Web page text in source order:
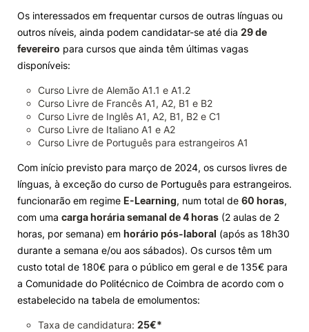
Os interessados em frequentar cursos de outras línguas ou
outros níveis, ainda podem candidatar-se até dia 29 de
fevereiro para cursos que ainda têm últimas vagas
disponíveis:
Curso Livre de Alemão A1.1 e A1.2
Curso Livre de Francês A1, A2, B1 e B2
Curso Livre de Inglês A1, A2, B1, B2 e C1
Curso Livre de Italiano A1 e A2
Curso Livre de Português para estrangeiros A1
Com início previsto para março de 2024, os cursos livres de
línguas, à exceção do curso de Português para estrangeiros.
funcionarão em regime E-Learning, num total de 60 horas,
com uma carga horária semanal de 4 horas (2 aulas de 2
horas, por semana) em horário pós-laboral (após as 18h30
durante a semana e/ou aos sábados). Os cursos têm um
custo total de 180€ para o público em geral e de 135€ para
a Comunidade do Politécnico de Coimbra de acordo com o
estabelecido na tabela de emolumentos:
Taxa de candidatura: 25€*